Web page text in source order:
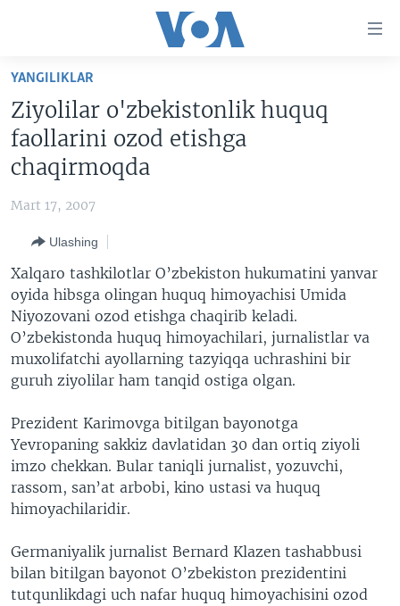
Boshiga
Qidiruvga
o'ting
AMERIKA
MARKAZIY OSIYO
AMERIKA MANZARALARI
XALQARO HAYOT
VASHINGTON CHOYXONASI
MOBIL-SALOM!
VIDEO
XABARLAR SURATLARDA
IJTIMOIY TARMOQLAR
FACEBOOK
YOUTUBE
INSTAGRAM
ODNOKLASSNIKI
TELEGRAM
SOUNDCLOUD
INGLIZ TILI DARSLARI
EDITORIAL
VOA
YANGILIKLAR
Ziyolilar o'zbekistonlik huquq
faollarini ozod etishga
chaqirmoqda
Mart 17, 2007
Ulashing
Xalqaro tashkilotlar O’zbekiston hukumatini yanvar
oyida hibsga olingan huquq himoyachisi Umida
Niyozovani ozod etishga chaqirib keladi.
O’zbekistonda huquq himoyachilari, jurnalistlar va
muxolifatchi ayollarning tazyiqqa uchrashini bir
guruh ziyolilar ham tanqid ostiga olgan.
Prezident Karimovga bitilgan bayonotga
Yevropaning sakkiz davlatidan 30 dan ortiq ziyoli
imzo chekkan. Bular taniqli jurnalist, yozuvchi,
rassom, san’at arbobi, kino ustasi va huquq
himoyachilaridir.
Germaniyalik jurnalist Bernard Klazen tashabbusi
bilan bitilgan bayonot O’zbekiston prezidentini
tutqunlikdagi uch nafar huquq himoyachisini ozod